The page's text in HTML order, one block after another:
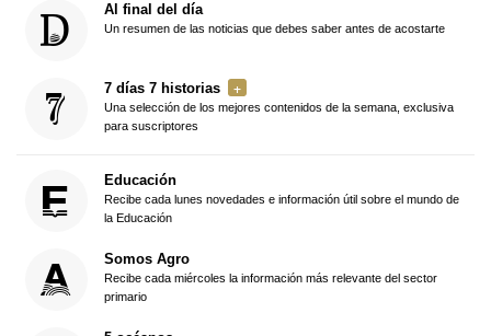
Al final del día
Un resumen de las noticias que debes saber antes de acostarte
7 días 7 historias
Una selección de los mejores contenidos de la semana, exclusiva
para suscriptores
Educación
Recibe cada lunes novedades e información útil sobre el mundo de
la Educación
Somos Agro
Recibe cada miércoles la información más relevante del sector
primario